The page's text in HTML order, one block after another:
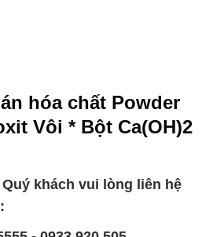
hóa chất Powder
Vôi * Bột Ca(OH)2
khách vui lòng liên hệ